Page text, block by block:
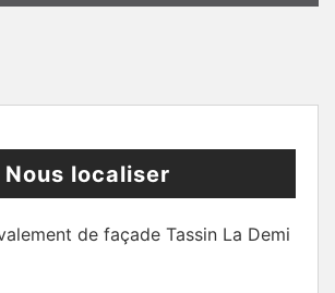
Nous localiser
de façade Tassin La Demi